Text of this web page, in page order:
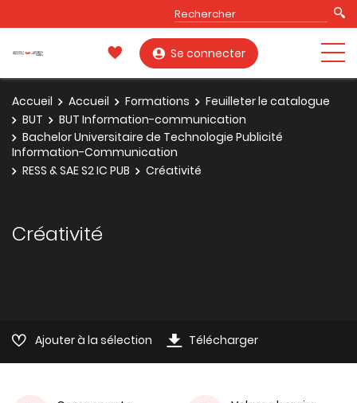
Se connecter
Accueil Accueil Formations
Feuilleter le catalogue
BUT
BUT Information-communication
Bachelor Universitaire de Technologie Publicité
Information-Communication
RESS & SAE S2 IC PUB
Créativité
Créativité
Ajouter à la sélection Télécharger